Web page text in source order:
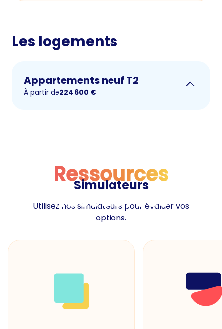
Les logements
Appartements neuf T2
À partir de224 600 €
Ressources
Ressources
Simulateurs
Utilisez nos simulateurs pour évaluer vos
options.